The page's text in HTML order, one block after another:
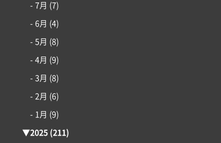
- 7月 (7)
- 6月 (4)
- 5月 (8)
- 4月 (9)
- 3月 (8)
- 2月 (6)
- 1月 (9)
▼2025(211)